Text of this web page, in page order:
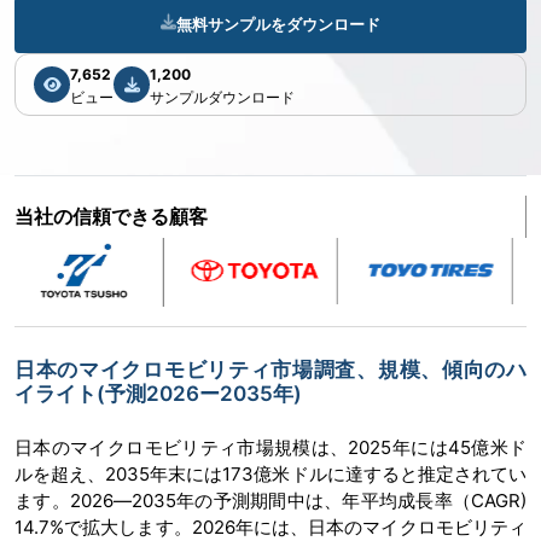
無料サンプルをダウンロード
7,652
ビュー
1,200
サンプルダウンロード
当社の信頼できる顧客
日本のマイクロモビリティ市場調査、規模、傾向のハ
イライト(予測2026ー2035年)
日本のマイクロモビリティ市場規模は、2025年には45億米ド
ルを超え、2035年末には173億米ドルに達すると推定されてい
ます。2026―2035年の予測期間中は、年平均成長率（CAGR)
14.7%で拡大します。2026年には、日本のマイクロモビリティ